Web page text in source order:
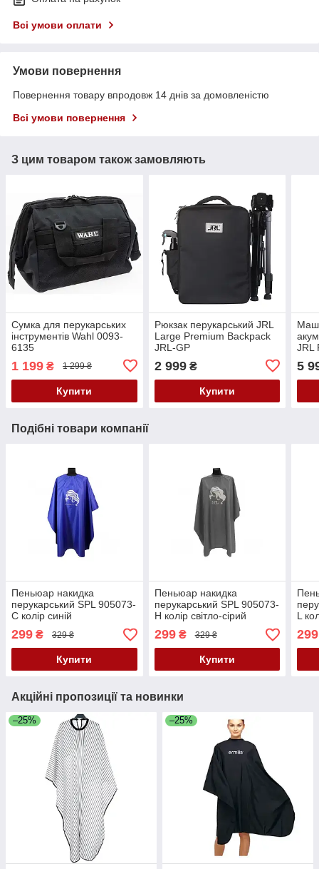
Всі умови оплати
Умови повернення
Повернення товару впродовж 14 днів за домовленістю
Всі умови повернення
З цим товаром також замовляють
Сумка для перукарських
інструментів Wahl 0093-
6135
1 199 ₴ 1 299 ₴
Купити
Рюкзак перукарський JRL
Large Premium Backpack
JRL-GP
2 999₴
Купити
JRL
5
Подібні товари компанії
Пеньюар накидка
перукарський SPL 905073-
C колір синій
299 ₴ 329 ₴
Купити
Пеньюар накидка
перукарський SPL 905073-
H колір світло-сірий
299₴ 329 ₴
Купити
L
299
Акційні пропозиції та новинки
–25% –25%